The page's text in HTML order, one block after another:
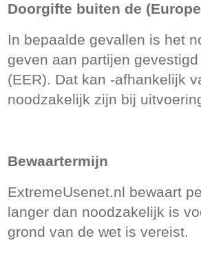
Doorgifte buiten de
In bepaalde gevallen is het
geven aan partijen
(EER). Dat kan -afhankelijk
noodzakelijk zijn bij
Bewaartermijn
ExtremeUsenet.nl bewaart
langer dan noodzakelijk is
grond van de wet is vereist.